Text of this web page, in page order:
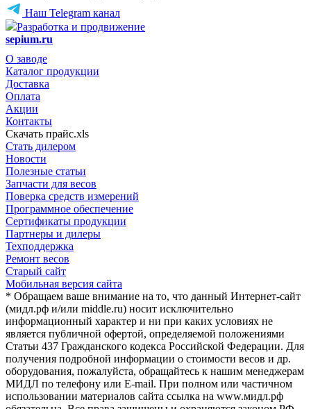
Наш Telegram канал
Разработка и продвижение
sepium.ru
О заводе
Каталог продукции
Доставка
Оплата
Акции
Контакты
Скачать прайс.xls
Стать дилером
Новости
Полезные статьи
Запчасти для весов
Поверка средств измерений
Программное обеспечение
Сертификаты продукции
Партнеры и дилеры
Техподдержка
Ремонт весов
Старый сайт
Мобильная версия сайта
* Обращаем ваше внимание на то, что данный Интернет-сайт
(мидл.рф и/или middle.ru) носит исключительно
информационный характер и ни при каких условиях не
является публичной офертой, определяемой положениями
Статьи 437 Гражданского кодекса Российской Федерации. Для
получения подробной информации о стоимости весов и др.
оборудования, пожалуйста, обращайтесь к нашим менеджерам
МИДЛ по телефону или E-mail. При полном или частичном
использовании материалов сайта ссылка на www.мидл.рф